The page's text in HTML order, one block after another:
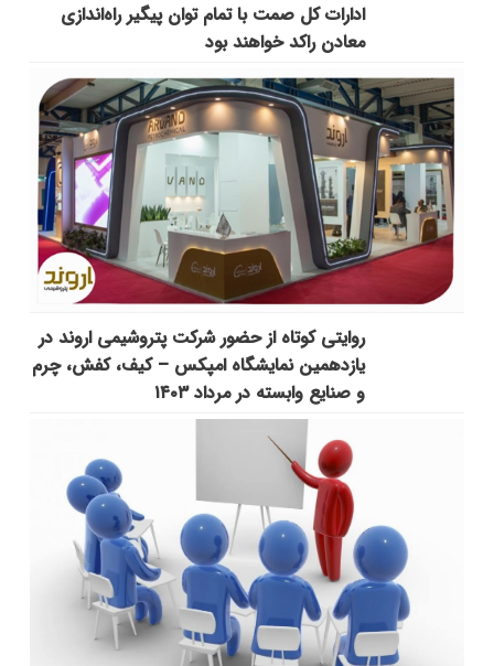
ادارات کل صمت با تمام توان پیگیر راه‌اندازی
معادن راکد خواهند بود
روایتی کوتاه از حضور شرکت پتروشیمی اروند در
یازدهمین نمایشگاه امپکس‌ – کیف، کفش، چرم
و صنایع وابسته در مرداد ۱۴۰۳